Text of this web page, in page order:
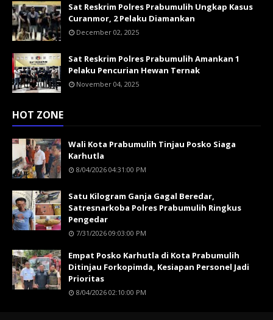
Sat Reskrim Polres Prabumulih Ungkap Kasus
Curanmor, 2 Pelaku Diamankan
December 02, 2025
Sat Reskrim Polres Prabumulih Amankan 1
Pelaku Pencurian Hewan Ternak
November 04, 2025
HOT ZONE
Wali Kota Prabumulih Tinjau Posko Siaga
Karhutla
8/04/2026 04:31:00 PM
Satu Kilogram Ganja Gagal Beredar,
Satresnarkoba Polres Prabumulih Ringkus
Pengedar
7/31/2026 09:03:00 PM
Empat Posko Karhutla di Kota Prabumulih
Ditinjau Forkopimda, Kesiapan Personel Jadi
Prioritas
8/04/2026 02:10:00 PM